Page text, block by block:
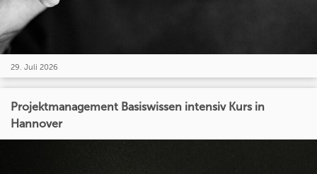
29. Juli 2026
Projektmanagement Basiswissen intensiv Kurs in
Hannover